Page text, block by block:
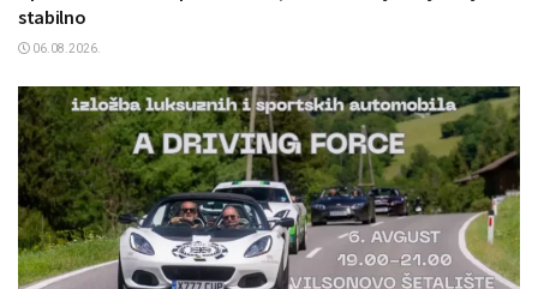
stabilno
06.08.2026.